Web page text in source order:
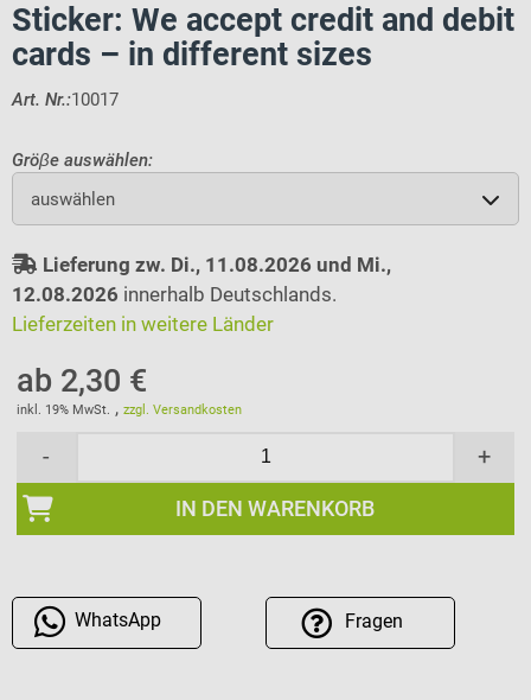
Sticker: We accept credit and debit
cards – in different sizes
Art. Nr.:10017
Gröβe auswählen:
auswählen
Lieferung zw. Di., 11.08.2026 und Mi.,
12.08.2026 innerhalb Deutschlands.
Lieferzeiten in weitere Länder
ab 2,30 €
inkl. 19% MwSt. ,zzgl. Versandkosten
- +
IN DEN WARENKORB
WhatsApp Fragen